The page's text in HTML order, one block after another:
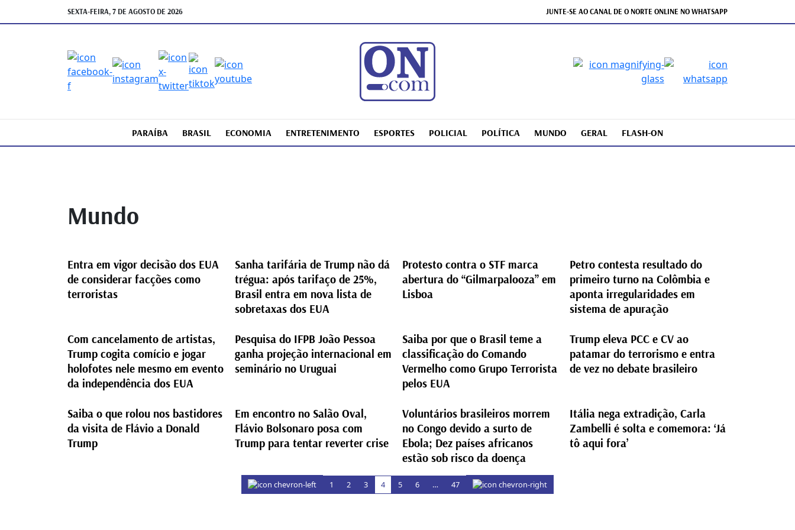
SEXTA-FEIRA, 7 DE AGOSTO DE 2026 JUNTE-SE AO CANAL DE O NORTE ONLINE NO WHATSAPP
PARAÍBA BRASIL ECONOMIA ENTRETENIMENTO ESPORTES POLICIAL POLÍTICA MUNDO GERAL FLASH-ON
Mundo
Entra em vigor decisão dos EUA
de considerar facções como
terroristas
Sanha tarifária de Trump não dá
trégua: após tarifaço de 25%,
Brasil entra em nova lista de
sobretaxas dos EUA
Protesto contra o STF marca
abertura do “Gilmarpalooza” em
Lisboa
Petro contesta resultado do
primeiro turno na Colômbia e
aponta irregularidades em
sistema de apuração
Com cancelamento de artistas,
Trump cogita comício e jogar
holofotes nele mesmo em evento
da independência dos EUA
Pesquisa do IFPB João Pessoa
ganha projeção internacional em
seminário no Uruguai
Saiba por que o Brasil teme a
classificação do Comando
Vermelho como Grupo Terrorista
pelos EUA
Trump eleva PCC e CV ao
patamar do terrorismo e entra
de vez no debate brasileiro
Saiba o que rolou nos bastidores
da visita de Flávio a Donald
Trump
Em encontro no Salão Oval,
Flávio Bolsonaro posa com
Trump para tentar reverter crise
Voluntários brasileiros morrem
no Congo devido a surto de
Ebola; Dez países africanos
estão sob risco da doença
Itália nega extradição, Carla
Zambelli é solta e comemora: ‘Já
tô aqui fora’
1 2 3 4 5 6 … 47